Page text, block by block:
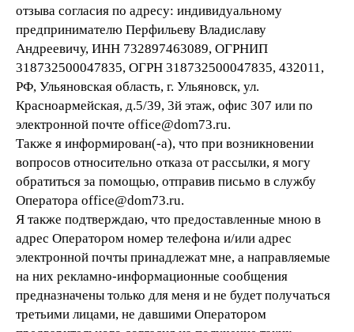
отзыва согласия по адресу: индивидуальному
предпринимателю Перфильеву Владиславу
Андреевичу, ИНН 732897463089, ОГРНИП
318732500047835, ОГРН 318732500047835, 432011,
РФ, Ульяновская область, г. Ульяновск, ул.
Красноармейская, д.5/39, 3й этаж, офис 307 или по
электронной почте office@dom73.ru.
Также я информирован(-а), что при возникновении
вопросов относительно отказа от рассылки, я могу
обратиться за помощью, отправив письмо в службу
Оператора office@dom73.ru.
Я также подтверждаю, что предоставленные мною в
адрес Оператором номер телефона и/или адрес
электронной почты принадлежат мне, а направляемые
на них рекламно-информационные сообщения
предназначены только для меня и не будет получаться
третьими лицами, не давшими Оператором